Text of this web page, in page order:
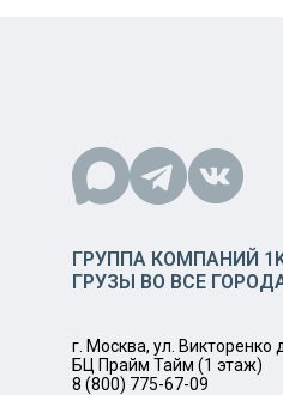
ГРУППА КОМПАНИЙ
ГРУЗЫ ВО ВСЕ
г. Москва, ул. Викторенко
БЦ Прайм Тайм (1 этаж)
8 (800) 775-67-09